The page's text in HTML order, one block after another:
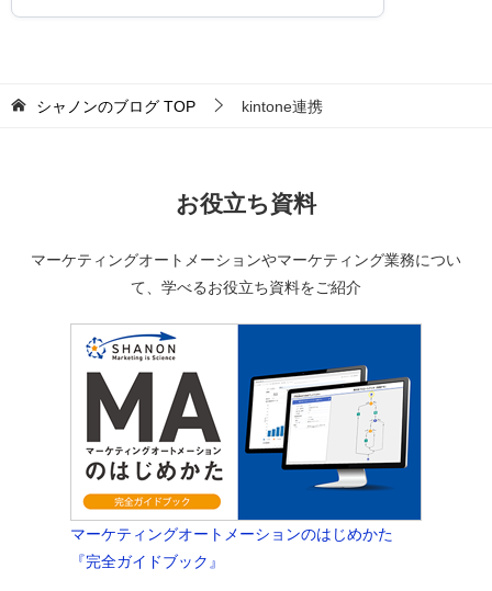
シャノンのブログ TOP kintone連携
お役立ち資料
マーケティングオートメーションやマーケティング業務につい
て、学べるお役立ち資料をご紹介
マーケティングオートメーションのはじめかた
『完全ガイドブック』